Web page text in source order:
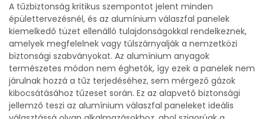
A tűzbiztonság kritikus szempontot jelent minden
épülettervezésnél, és az alumínium válaszfal panelek
kiemelkedő tüzet ellenálló tulajdonságokkal rendelkeznek,
amelyek megfelelnek vagy túlszárnyalják a nemzetközi
biztonsági szabványokat. Az alumínium anyagok
természetes módon nem éghetők, így ezek a panelek nem
járulnak hozzá a tűz terjedéséhez, sem mérgező gázok
kibocsátásához tűzeset során. Ez az alapvető biztonsági
jellemző teszi az alumínium válaszfal paneleket ideális